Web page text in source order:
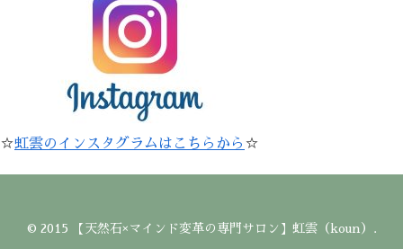
☆虹雲のインスタグラムはこちらから ☆
© 2015 【天然石×マインド変革の専門サロン】虹雲（koun）.